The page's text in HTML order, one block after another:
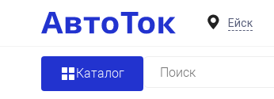
Ейск
Каталог